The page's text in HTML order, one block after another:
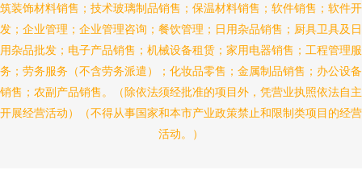
筑装饰材料销售；技术玻璃制品销售；保温材料销售；软件销售；软件开
发；企业管理；企业管理咨询；餐饮管理；日用杂品销售；厨具卫具及日
用杂品批发；电子产品销售；机械设备租赁；家用电器销售；工程管理服
务；劳务服务（不含劳务派遣）；化妆品零售；金属制品销售；办公设备
销售；农副产品销售。（除依法须经批准的项目外，凭营业执照依法自主
开展经营活动）（不得从事国家和本市产业政策禁止和限制类项目的经营
活动。）